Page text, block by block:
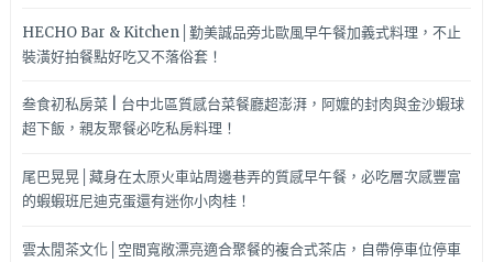
HECHO Bar & Kitchen│勤美誠品旁北歐風早午餐加義式料理，不止
裝潢好拍餐點好吃又不落俗套！
叁食初私房菜 | 台中北區質感台菜餐廳超澎湃，阿嬤的封肉與金沙蝦球
超下飯，親友聚餐必吃私房料理！
尾巴晃晃│藏身在太原火車站周邊巷弄的質感早午餐，必吃層次感豐富
的蝦蝦班尼迪克蛋還有迷你小肉桂！
雲太閒茶文化│空間寬敞漂亮適合聚餐的複合式茶店，自帶停車位停車